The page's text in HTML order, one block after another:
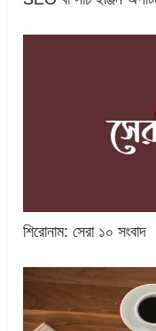
শিরোনাম: সেরা ১০ সংবাদ